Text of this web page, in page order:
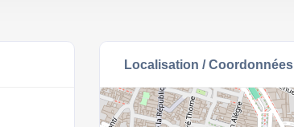
Localisation / Coordonnées